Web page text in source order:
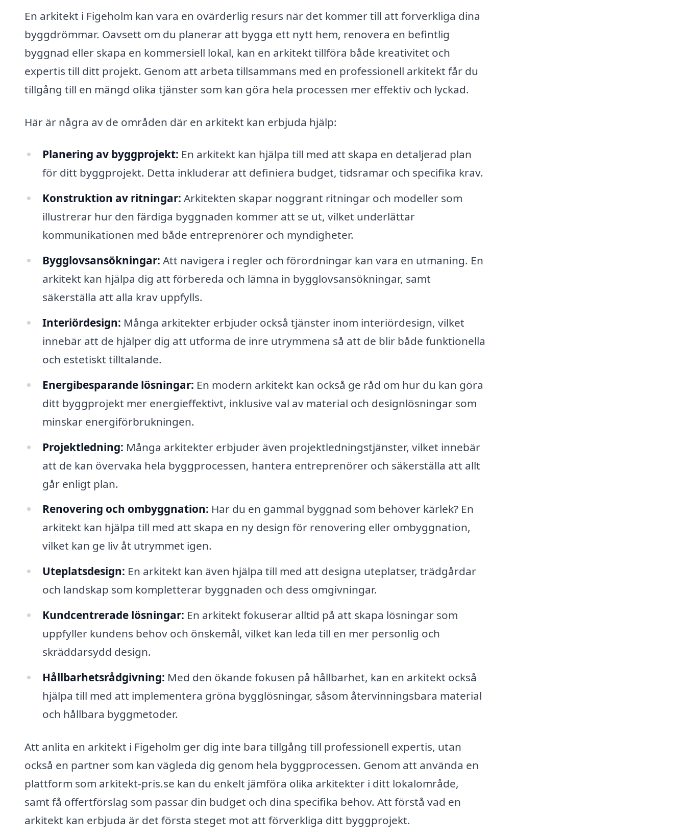
En arkitekt i Figeholm kan vara en ovärderlig resurs när det kommer till att förverkliga dina
byggdrömmar. Oavsett om du planerar att bygga ett nytt hem, renovera en befintlig
byggnad eller skapa en kommersiell lokal, kan en arkitekt tillföra både kreativitet och
expertis till ditt projekt. Genom att arbeta tillsammans med en professionell arkitekt får du
tillgång till en mängd olika tjänster som kan göra hela processen mer effektiv och lyckad.
Här är några av de områden där en arkitekt kan erbjuda hjälp:
Planering av byggprojekt: En arkitekt kan hjälpa till med att skapa en detaljerad plan
för ditt byggprojekt. Detta inkluderar att definiera budget, tidsramar och specifika krav.
Konstruktion av ritningar: Arkitekten skapar noggrant ritningar och modeller som
illustrerar hur den färdiga byggnaden kommer att se ut, vilket underlättar
kommunikationen med både entreprenörer och myndigheter.
Bygglovsansökningar: Att navigera i regler och förordningar kan vara en utmaning. En
arkitekt kan hjälpa dig att förbereda och lämna in bygglovsansökningar, samt
säkerställa att alla krav uppfylls.
Interiördesign: Många arkitekter erbjuder också tjänster inom interiördesign, vilket
innebär att de hjälper dig att utforma de inre utrymmena så att de blir både funktionella
och estetiskt tilltalande.
Energibesparande lösningar: En modern arkitekt kan också ge råd om hur du kan göra
ditt byggprojekt mer energieffektivt, inklusive val av material och designlösningar som
minskar energiförbrukningen.
Projektledning: Många arkitekter erbjuder även projektledningstjänster, vilket innebär
att de kan övervaka hela byggprocessen, hantera entreprenörer och säkerställa att allt
går enligt plan.
Renovering och ombyggnation: Har du en gammal byggnad som behöver kärlek? En
arkitekt kan hjälpa till med att skapa en ny design för renovering eller ombyggnation,
vilket kan ge liv åt utrymmet igen.
Uteplatsdesign: En arkitekt kan även hjälpa till med att designa uteplatser, trädgårdar
och landskap som kompletterar byggnaden och dess omgivningar.
Kundcentrerade lösningar: En arkitekt fokuserar alltid på att skapa lösningar som
uppfyller kundens behov och önskemål, vilket kan leda till en mer personlig och
skräddarsydd design.
Hållbarhetsrådgivning: Med den ökande fokusen på hållbarhet, kan en arkitekt också
hjälpa till med att implementera gröna bygglösningar, såsom återvinningsbara material
och hållbara byggmetoder.
Att anlita en arkitekt i Figeholm ger dig inte bara tillgång till professionell expertis, utan
också en partner som kan vägleda dig genom hela byggprocessen. Genom att använda en
plattform som arkitekt-pris.se kan du enkelt jämföra olika arkitekter i ditt lokalområde,
samt få offertförslag som passar din budget och dina specifika behov. Att förstå vad en
arkitekt kan erbjuda är det första steget mot att förverkliga ditt byggprojekt.